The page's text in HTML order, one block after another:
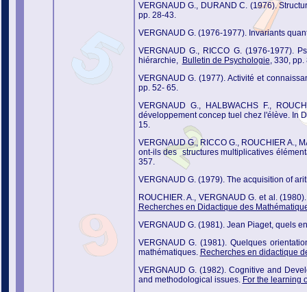
VERGNAUD G., DURAND C. (1976).
pp. 28-43.
VERGNAUD G. (1976-1977). Invariants
VERGNAUD G., RICCO G. (1976-1977).
hiérarchie, Bulletin de Psychologie, 330, pp.
VERGNAUD G. (1977). Activité et
pp. 52- 65.
VERGNAUD G., HALBWACHS F.,
développement concep tuel chez l'élève. In
15.
VERGNAUD G., RICCO G., ROUCHIER A.,
ont-ils des structures multiplicatives
357.
VERGNAUD G. (1979). The acquisition of
ROUCHIER. A., VERGNAUD G. et al.
Recherches en Didactique des
VERGNAUD G. (1981). Jean Piaget, quels
VERGNAUD G. (1981). Quelques
mathématiques. Recherches en didactique
VERGNAUD G. (1982). Cognitive and
and methodological issues. For the learning